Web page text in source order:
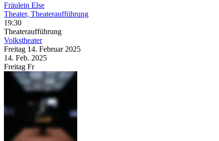
Fräulein Else
Theater, Theateraufführung
19:30
Theateraufführung
Volkstheater
Freitag 14. Februar 2025
14. Feb. 2025
Freitag Fr